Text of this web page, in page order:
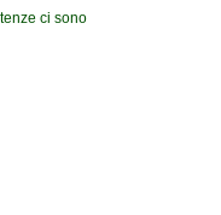
ci sono